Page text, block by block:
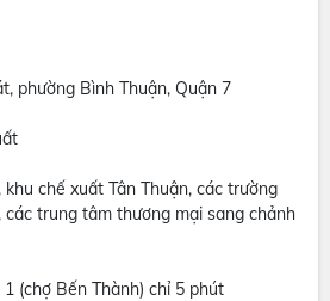
phường Bình Thuận, Quận 7
chế xuất Tân Thuận, các trường
các trung tâm thương mại sang chảnh
(chợ Bến Thành) chỉ 5 phút